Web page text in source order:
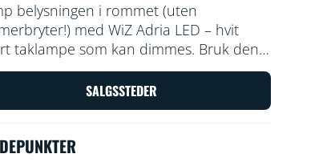
belysningen i rommet (uten
med WiZ Adria LED – hvit
taklampe som kan dimmes. Bruk den
WiZ-appen eller stemmen for å slå av og
dimme og lyse opp rommet på Wi-Fi-
SALGSSTEDER